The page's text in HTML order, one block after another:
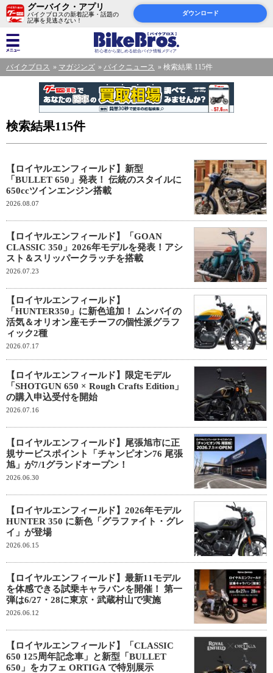
グーバイク・アプリ
バイクブロスの新着記事・話題の
記事を見逃さない！
ダウンロード
バイクブロス マガジンズ バイクニュース 検索結果 115件
検索結果115件
【ロイヤルエンフィールド】新型
「BULLET 650」発表！ 伝統のスタイルに
650ccツインエンジン搭載
2026.08.07
【ロイヤルエンフィールド】「GOAN
CLASSIC 350」2026年モデルを発表！アシ
スト＆スリッパークラッチを搭載
2026.07.23
【ロイヤルエンフィールド】
「HUNTER350」に新色追加！ ムンバイの
活気＆オリオン座モチーフの個性派グラフ
ィック2種
2026.07.17
【ロイヤルエンフィールド】限定モデル
「SHOTGUN 650 × Rough Crafts Edition」
の購入申込受付を開始
2026.07.16
【ロイヤルエンフィールド】尾張旭市に正
規サービスポイント「チャンピオン76 尾張
旭」が7/1グランドオープン！
2026.06.30
【ロイヤルエンフィールド】2026年モデル
HUNTER 350 に新色「グラファイト・グレ
イ」が登場
2026.06.15
【ロイヤルエンフィールド】最新11モデル
を体感できる試乗キャラバンを開催！ 第一
弾は6/27・28に東京・武蔵村山で実施
2026.06.12
【ロイヤルエンフィールド】「CLASSIC
650 125周年記念車」と新型「BULLET
650」をカフェ ORTIGA で特別展示